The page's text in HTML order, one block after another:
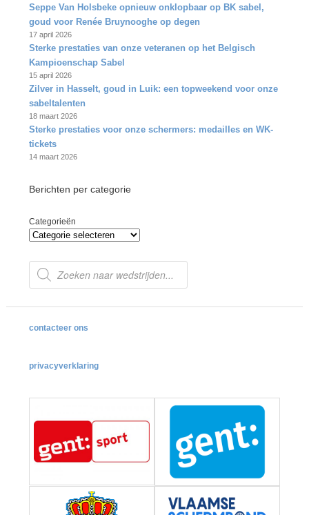
Seppe Van Holsbeke opnieuw onklopbaar op BK sabel,
goud voor Renée Bruynooghe op degen
17 april 2026
Sterke prestaties van onze veteranen op het Belgisch
Kampioenschap Sabel
15 april 2026
Zilver in Hasselt, goud in Luik: een topweekend voor onze
sabeltalenten
18 maart 2026
Sterke prestaties voor onze schermers: medailles en WK-
tickets
14 maart 2026
Berichten per categorie
Categorieën
Producten
zoeken
contacteer ons
privacyverklaring